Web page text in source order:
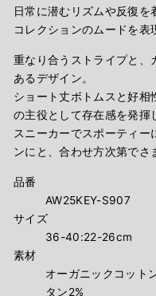
日常に潜むリズムや反復
コレクションのムードを表
重なり合うストライプと、
あるデザイン。
ショート丈ボトムスと好相
の主役として存在感を発揮
スニーカーでスポーティー
ンにと、合わせ方次第でさ
品番
AW25KEY-S907
サイズ
36-40:22-26cm
素材
オーガニックコット
タン2%